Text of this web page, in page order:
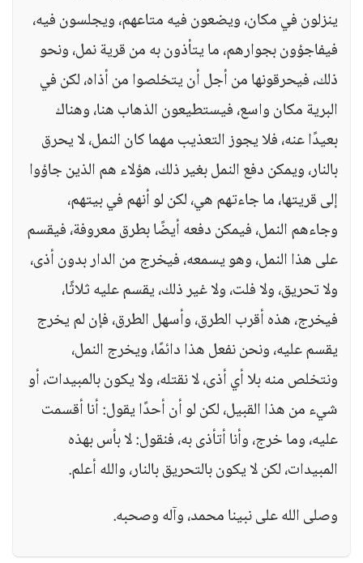
ينزلون في مكان، ويضعون فيه متاعهم، ويجلسون فيه،
فيفاجؤون بجوارهم، ما يتأذون به من قرية نمل، ونحو
ذلك، فيحرقونها من أجل أن يتخلصوا من أذاه، لكن في
البرية مكان واسع، فيستطيعون الذهاب هنا، وهناك
بعيدًا عنه، فلا يجوز التعذيب مهما كان النمل، لا يحرق
بالنار، ويمكن دفع النمل بغير ذلك، هؤلاء هم الذين جاؤوا
إلى قريتها، ما جاءتهم هي، لكن لو أنهم في بيتهم،
وجاءهم النمل، فيمكن دفعه أيضًا بطرق معروفة، فيقسم
على هذا النمل، وهو يسمعه، فيخرج من الدار بدون أذى،
ولا تحريق، ولا فلت، ولا غير ذلك، يقسم عليه ثلاثًا،
فيخرج، هذه أقرب الطرق، وأسهل الطرق، فإن لم يخرج
يقسم عليه، ونحن نفعل هذا دائمًا، ويخرج النمل،
ونتخلص منه بلا أي أذى، لا نقتله، ولا يكون بالمبيدات، أو
شيء من هذا القبيل، لكن لو أن أحدًا يقول: أنا أقسمت
عليه، وما خرج، وأنا أتأذى به، فنقول: لا بأس بهذه
المبيدات، لكن لا يكون بالتحريق بالنار، والله أعلم.
وصلى الله على نبينا محمد، وآله وصحبه.